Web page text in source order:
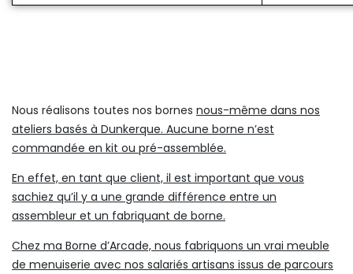
Nous réalisons toutes nos bornes nous-même dans nos
ateliers basés à Dunkerque. Aucune borne n’est
commandée en kit ou pré-assemblée.
En effet, en tant que client, il est important que vous
sachiez qu’il y a une grande différence entre un
assembleur et un fabriquant de borne.
Chez ma Borne d’Arcade, nous fabriquons un vrai meuble
de menuiserie avec nos salariés artisans issus de parcours